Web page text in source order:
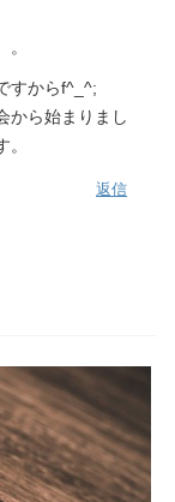
すからf^_^;
から始まりまし
返信